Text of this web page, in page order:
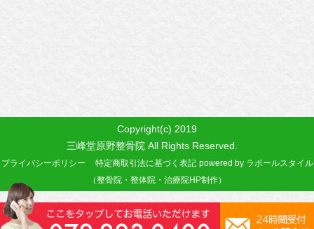
Copyright(c) 2019
三峰堂原野整骨院 All Rights Reserved.
プライバシーポリシー 特定商取引法に基づく表記 powered by ラポールスタイル
（整骨院・整体院・治療院HP制作）